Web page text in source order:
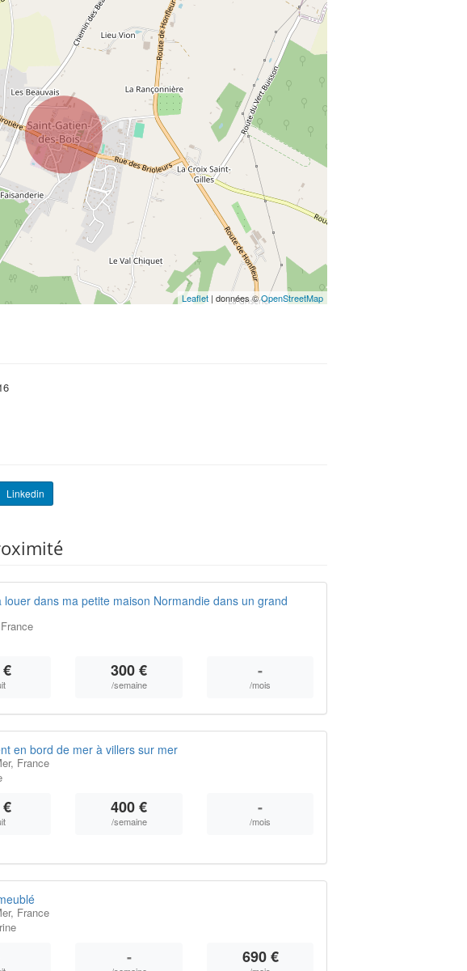
Leaflet| données ©OpenStreetMap
Linkedin
louer dans ma petite maison Normandie dans un grand
300 €
/semaine
-
/mois
en bord de mer à villers sur mer
France
400 €
/semaine
-
/mois
France
- 690 €